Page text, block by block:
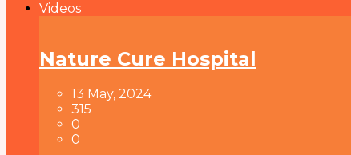
Videos
Nature Cure Hospital
13 May, 2024
315
0
0